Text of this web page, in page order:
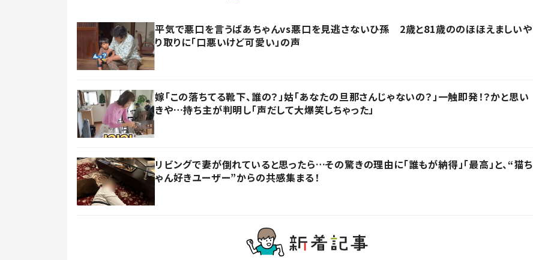
平気で悪口を言うばあちゃんvs悪口を見逃さないひ孫 2歳と81歳ののほほえましいや
り取りに「口悪いけど可愛い」の声
嫁「この落ちてる靴下、誰の？」姑「あなたの旦那さんじゃないの？」一触即発！？かと思い
きや…持ち主が判明し「声だして大爆笑しちゃった」
リビングで妻が倒れていると思ったら…その驚きの理由に「誰もが納得」「最高」と、“猫ち
ゃん好きユーザー”からの共感集まる！